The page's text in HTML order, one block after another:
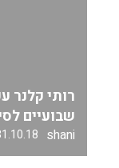
רותי קלנר
שבועיים
shani